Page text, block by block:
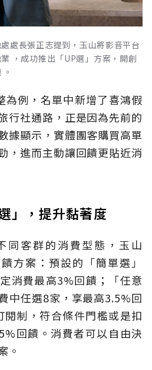
處長張正志提到，玉山將影音平台
，成功推出「UP選」方案，開創
為例，名單中新增了喜鴻假
行社通路，正是因為先前的
據顯示，實體團客購買高單
，進而主動讓回饋更貼近消
」，提升黏著度
同客群的消費型態，玉山
方案：預設的「簡單選」
消費最高3%回饋；「任意
中任選8家，享最高3.5%回
制，符合條件門檻或是扣
回饋。消費者可以自由決
。